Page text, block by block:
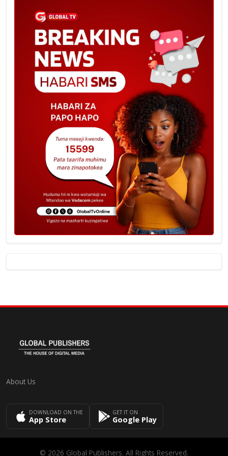
About Us
DOWNLOAD ON THE
App Store
GET IT ON
Google Play
© 2026 Global Publishers. All Rights Reserved.